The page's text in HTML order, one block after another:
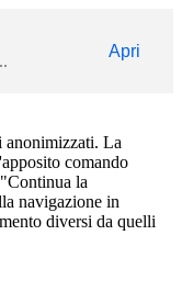
Apri
anonimizzati. La
comando
la
navigazione in
diversi da quelli